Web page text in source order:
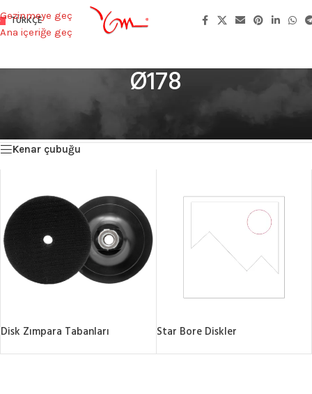
Gezinmeye geç
Ana içeriğe geç
TÜRKÇE
Ø178
Kenar çubuğu
Disk Zımpara Tabanları Star Bore Diskler